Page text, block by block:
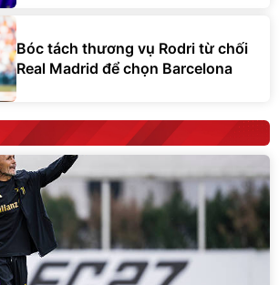
Bóc tách thương vụ Rodri từ chối
Real Madrid để chọn Barcelona